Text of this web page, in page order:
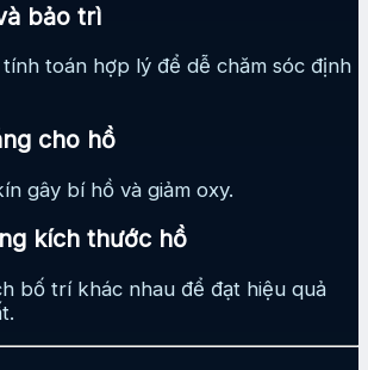
bảo trì
toán hợp lý để dễ chăm sóc định
cho hồ
gây bí hồ và giảm oxy.
kích thước hồ
bố trí khác nhau để đạt hiệu quả